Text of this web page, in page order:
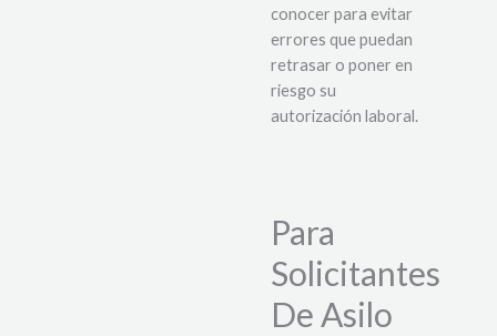
conocer para evitar
errores que puedan
retrasar o poner en
riesgo su
autorización laboral.
Para
Solicitantes
De Asilo